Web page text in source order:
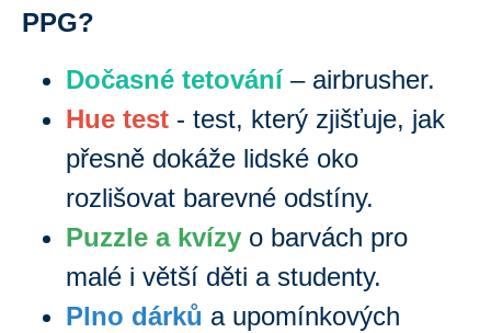
PPG?
Dočasné tetování– airbrusher.
Hue test - test, který zjišťuje, jak
přesně dokáže lidské oko
rozlišovat barevné odstíny.
Puzzle a kvízy o barvách pro
malé i větší děti a studenty.
Plno dárků a upomínkových